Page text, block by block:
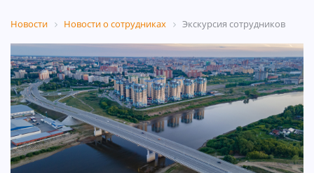
Новости Новости о сотрудниках Экскурсия сотрудников